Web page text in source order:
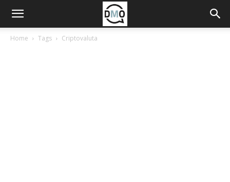
Home Tags Criptovaluta